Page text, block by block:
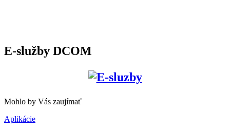
E-služby DCOM
Mohlo by Vás zaujímať
Aplikácie